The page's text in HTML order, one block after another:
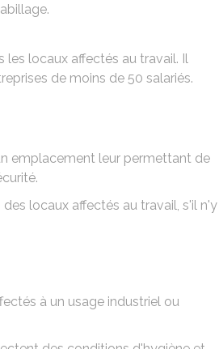
les locaux affectés au travail. Il
de moins de 50 salariés.
emplacement leur permettant de
locaux affectés au travail, s'il n'y
à un usage industriel ou